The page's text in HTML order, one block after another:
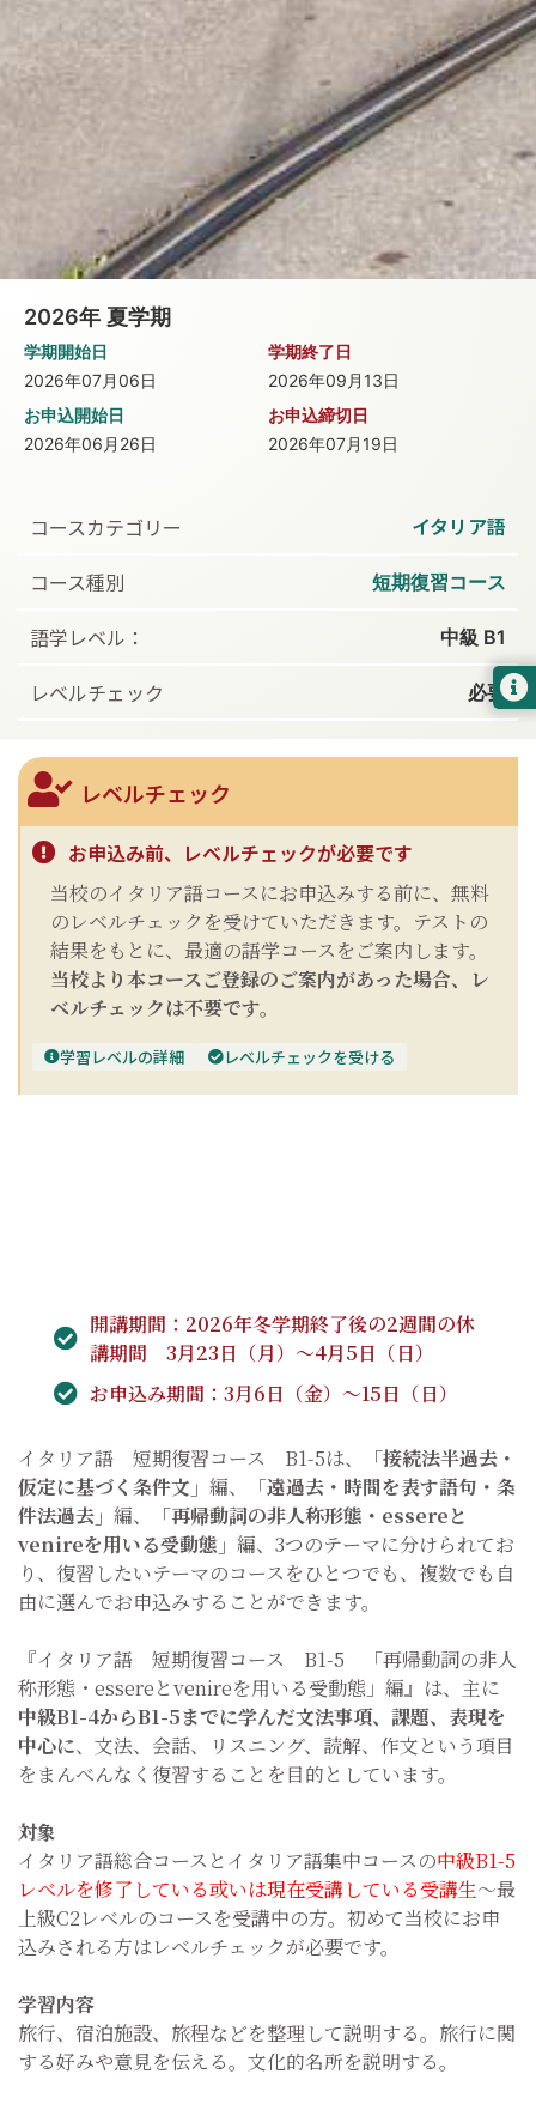
2026年 夏学期
学期開始日
2026年07月06日
学期終了日
2026年09月13日
お申込開始日
2026年06月26日
お申込締切日
2026年07月19日
コースカテゴリー
イタリア語
コース種別
短期復習コース
語学レベル： 中級 B1
レベルチェック 必要
レベルチェック
お申込み前、レベルチェックが必要です
当校のイタリア語コースにお申込みする前に、無料
のレベルチェックを受けていただきます。テストの
結果をもとに、最適の語学コースをご案内します。
当校より本コースご登録のご案内があった場合、レ
ベルチェックは不要です。
学習レベルの詳細 レベルチェックを受ける
開講期間：2026年冬学期終了後の2週間の休
講期間 3月23日（月）～4月5日（日）
お申込み期間：3月6日（金）～15日（日）
イタリア語 短期復習コース B1-5は、
「接続法半過去・
仮定に基づく条件文」 編、「遠過去・時間を表す語句・条
件法過去」 編、
「再帰動詞の非人称形態・essereと
venireを用いる受動態」 編、3つのテーマに分けられてお
り、復習したいテーマのコースをひとつでも、複数でも自
由に選んでお申込みすることができます。
『イタリア語 短期復習コース B1-5 「再帰動詞の非人
称形態・essereとvenireを用いる受動態」編』は、主に
中級B1-4からB1-5までに学んだ文法事項、課題、表現を
中心に、文法、会話、リスニング、読解、作文という項目
をまんべんなく復習することを目的としています。
対象
イタリア語総合コースとイタリア語集中コースの中級B1-5
レベルを修了している或いは現在受講している受講生～最
上級C2レベルのコースを受講中の方。初めて当校にお申
込みされる方はレベルチェックが必要です。
学習内容
旅行、宿泊施設、旅程などを整理して説明する。旅行に関
する好みや意見を伝える。文化的名所を説明する。